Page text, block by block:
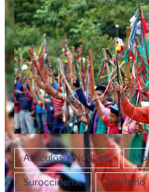
Artículos Y Noticias
Suroccidente Territorio